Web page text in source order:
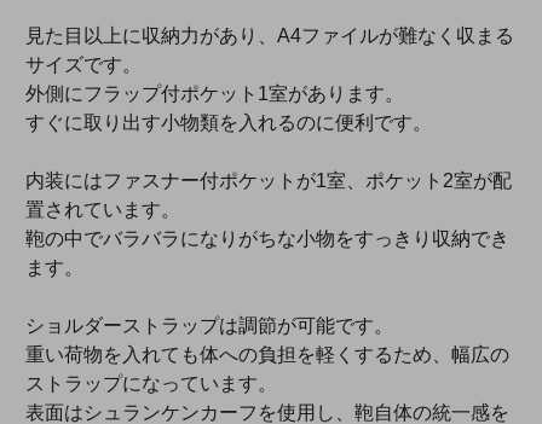
見た目以上に収納力があり、A4ファイルが難なく収まる
サイズです。
外側にフラップ付ポケット1室があります。
すぐに取り出す小物類を入れるのに便利です。
内装にはファスナー付ポケットが1室、ポケット2室が配
置されています。
鞄の中でバラバラになりがちな小物をすっきり収納でき
ます。
ショルダーストラップは調節が可能です。
重い荷物を入れても体への負担を軽くするため、幅広の
ストラップになっています。
表面はシュランケンカーフを使用し、鞄自体の統一感を